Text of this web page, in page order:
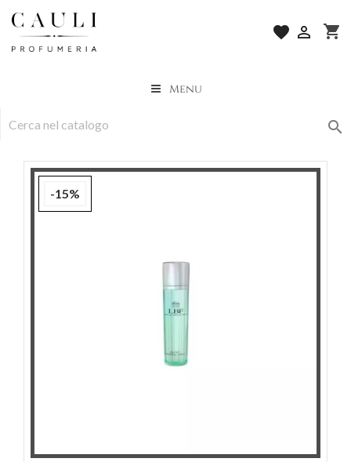
shopping_cart

favorite
Menu

-15%